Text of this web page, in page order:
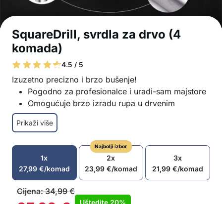
SquareDrill, svrdla za drvo (4
komada)
4.5 / 5
Izuzetno precizno i brzo bušenje!
Pogodno za profesionalce i uradi-sam majstore
Omogućuje brzo izradu rupa u drvenim
materijalima
Izrađeno od izdržljivog visokokvalitetnog čelika
Dug vijek trajanja
Izvrsne performanse
Manji otpor pri bušenju, omogućuje precizniju
veličinu rupe
Kompatibilno s raznim bušilicama
U pakiranju: 4x svrdla (6,4 mm, 8 mm, 9,5 mm i
Prikaži više
1x
27,99 €/komad
Najbolji izbor
2x
23,99 €/komad
3x
21,99€/komad
Cijena:34,99€
Uštedite 20%